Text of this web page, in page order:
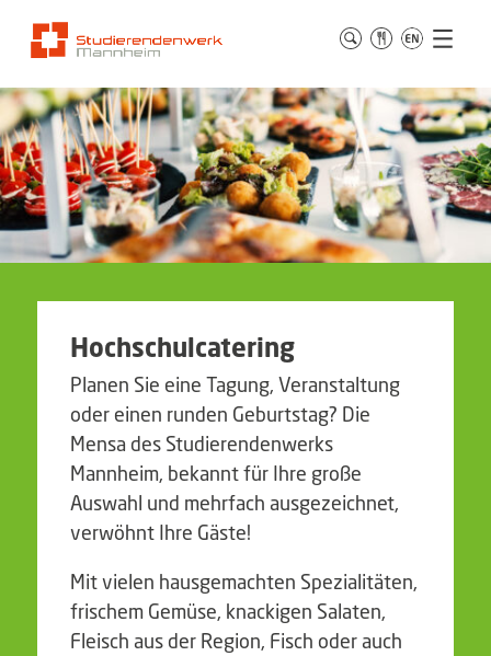
Hochschulcatering
Planen Sie eine Tagung, Veranstaltung
oder einen runden Geburtstag? Die
Mensa des Studierendenwerks
Mannheim, bekannt für Ihre große
Auswahl und mehrfach ausgezeichnet,
verwöhnt Ihre Gäste!
Mit vielen hausgemachten Spezialitäten,
frischem Gemüse, knackigen Salaten,
Fleisch aus der Region, Fisch oder auch